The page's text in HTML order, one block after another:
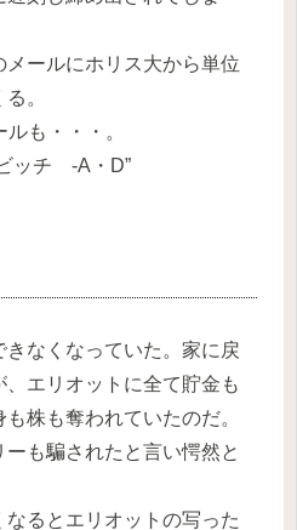
ールにホリス大から単位
。
も・・・。
ッチ -A・D”
なくなっていた。家に戻
エリオットに全て貯金も
株も奪われていたのだ。
も騙されたと言い愕然と
るとエリオットの写った